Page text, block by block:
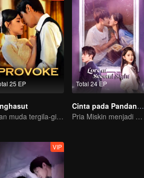
25 EP
Tuan muda tergila-gila pada penyanyi misterius
Total 24 EP
Cinta pada Pandangan Kedua
Pria Miskin menjadi CEO untuk mengejar Mantannya
VIP